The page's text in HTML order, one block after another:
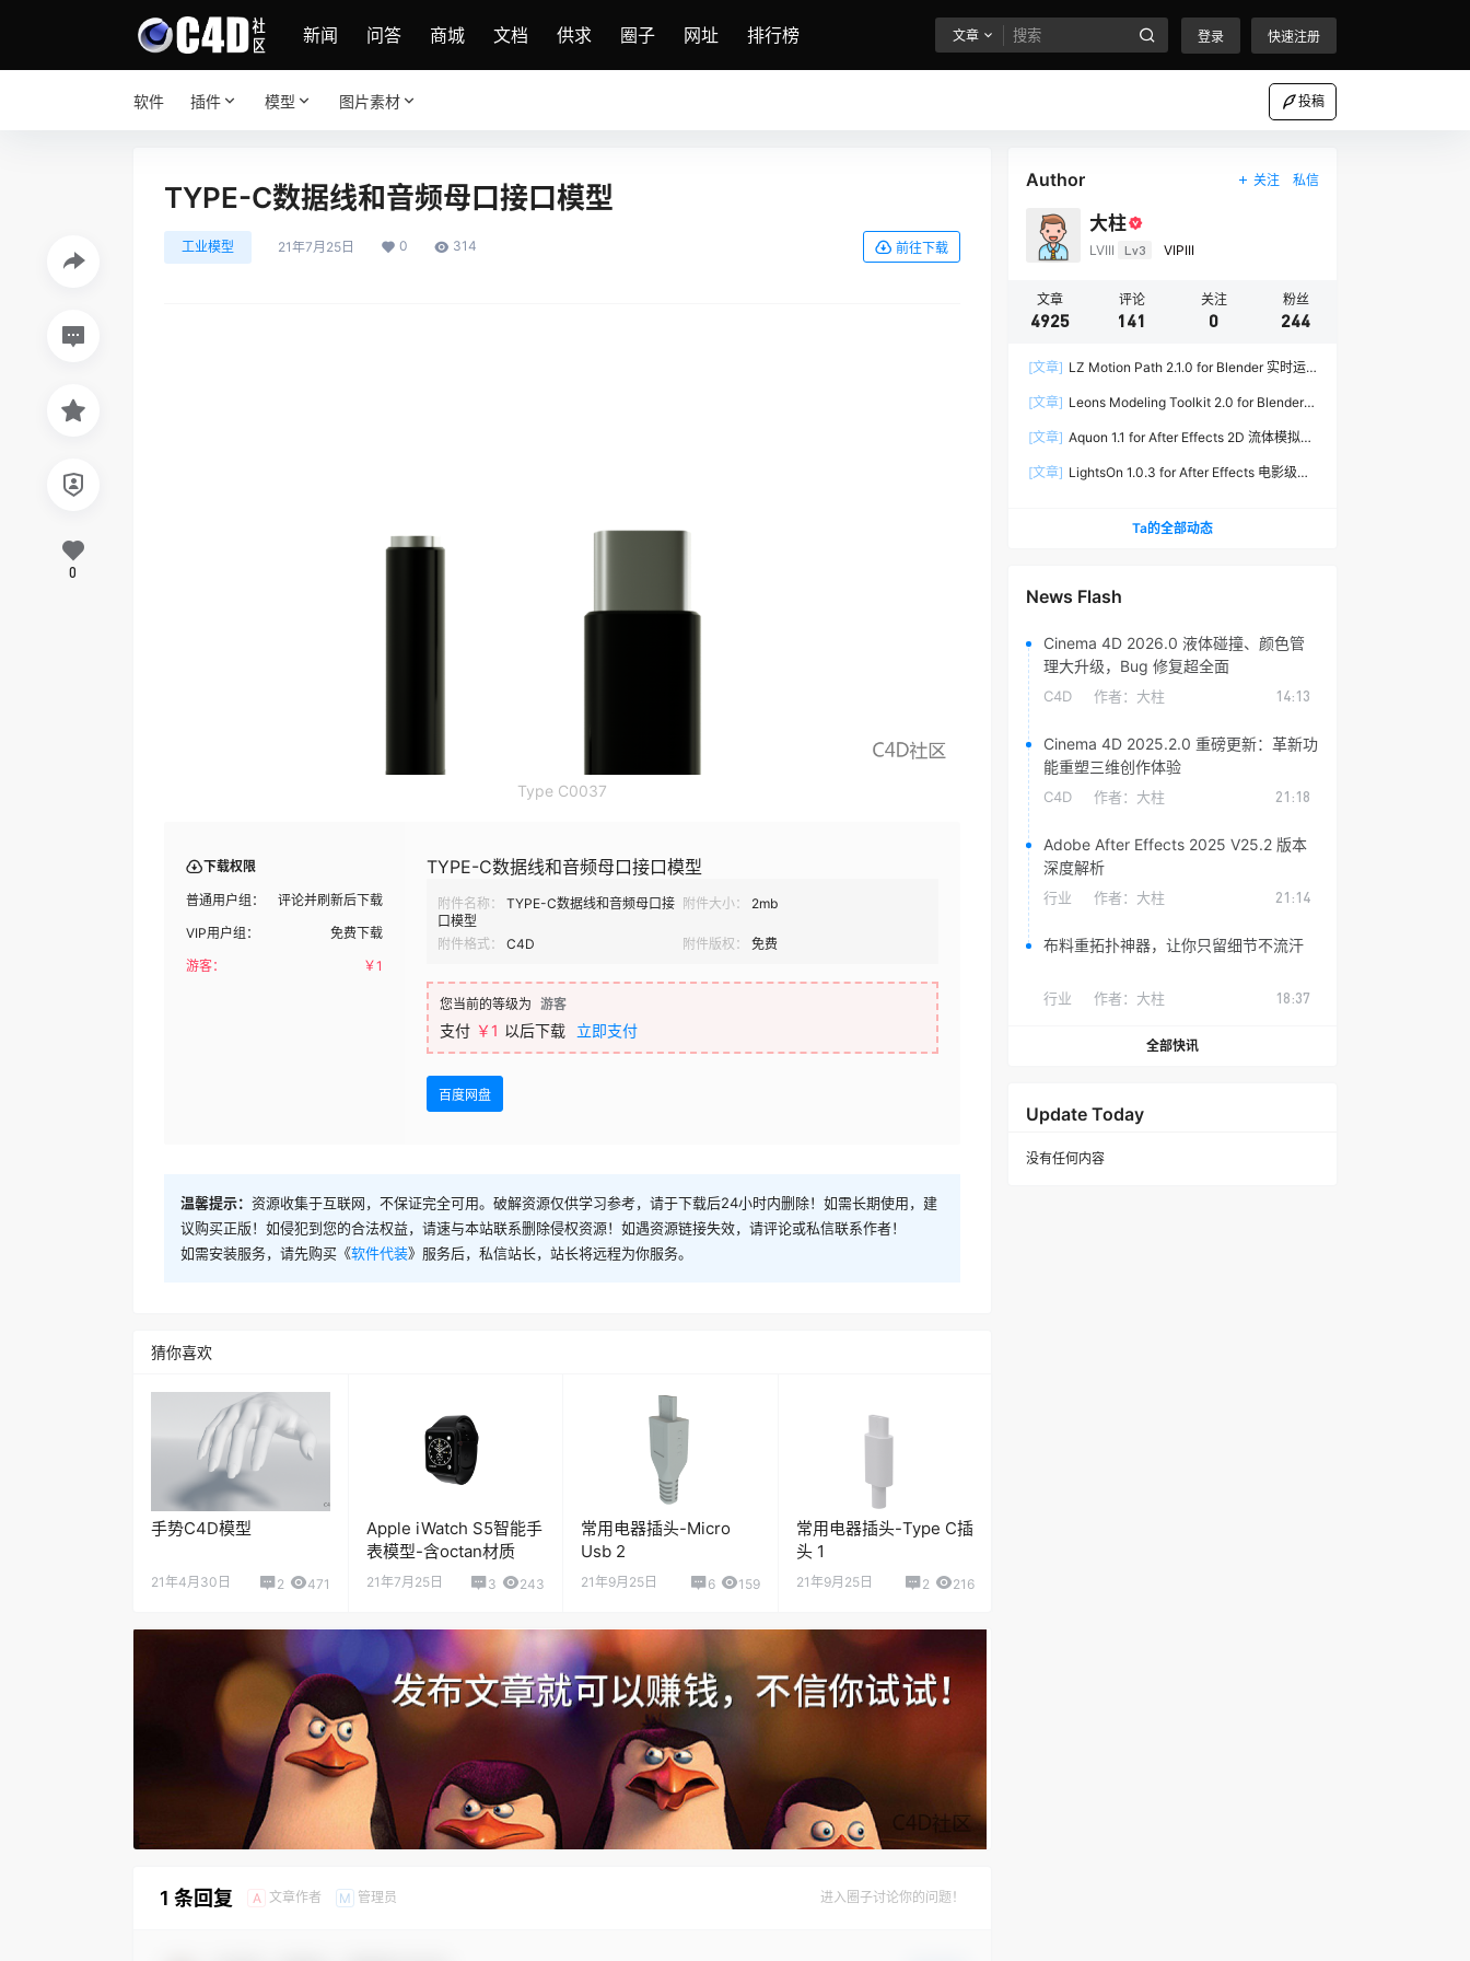
新闻 问答 商城 文档 供求 圈子 网址 排行榜 文章 登录 快速注册
软件 插件 模型 图片素材 投稿
TYPE-C数据线和音频母口接口模型
工业模型 21年7月25日 0 314 前往下载
Type C0037
下载权限
普通用户组：
评论并刷新后下载
VIP用户组：
免费下载
游客：
￥1
TYPE-C数据线和音频母口接口模型
附件名称：
TYPE-C数据线和音频母口接
口模型
附件大小： 2mb
附件格式： C4D 附件版权： 免费
您当前的等级为 游客
支付 ￥1 以后下载 立即支付
百度网盘
温馨提示： 资源收集于互联网，不保证完全可用。破解资源仅供学习参考，请于下载后24小时内删除！如需长期使用，建
议购买正版！如侵犯到您的合法权益，请速与本站联系删除侵权资源！如遇资源链接失效，请评论或私信联系作者！
如需安装服务，请先购买《软件代装》服务后，私信站长，站长将远程为你服务。
0
猜你喜欢
手势C4D模型
21年4月30日 2 471
Apple iWatch S5智能手
表模型-含octan材质
21年7月25日 3 243
常用电器插头-Micro
Usb 2
21年9月25日 6 159
常用电器插头-Type C插
头 1
21年9月25日 2 216
1 条回复 A 文章作者 M 管理员 进入圈子讨论你的问题！
Author 关注 私信
大柱
LVIII Lv3 VIPIII
文章
4925
评论
141
关注
0
粉丝
244
[文章] LZ Motion Path 2.1.0 for Blender 实时运
[文章] Leons Modeling Toolkit 2.0 for Blender
[文章] Aquon 1.1 for After Effects 2D 流体模拟插
[文章] LightsOn 1.0.3 for After Effects 电影级镜
Ta的全部动态
News Flash
Cinema 4D 2026.0 液体碰撞、颜色管
理大升级，Bug 修复超全面
C4D 作者： 大柱 14:13
Cinema 4D 2025.2.0 重磅更新：革新功
能重塑三维创作体验
C4D 作者： 大柱 21:18
Adobe After Effects 2025 V25.2 版本
深度解析
行业 作者： 大柱 21:14
布料重拓扑神器，让你只留细节不流汗
行业 作者： 大柱 18:37
全部快讯
Update Today
没有任何内容